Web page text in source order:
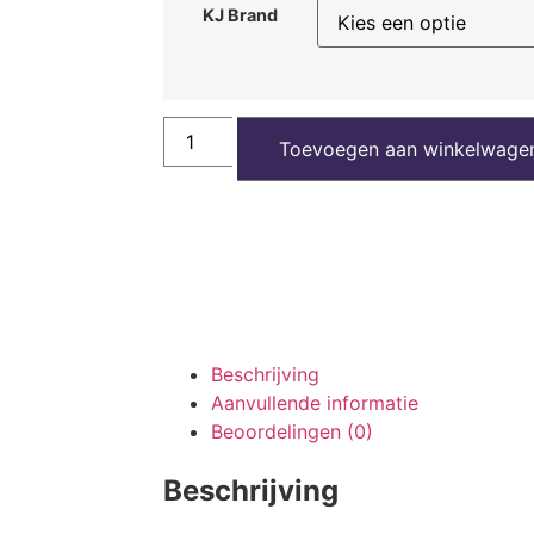
KJ Brand
Toevoegen aan
Beschrijving
Aanvullende informatie
Beoordelingen (0)
Beschrijving